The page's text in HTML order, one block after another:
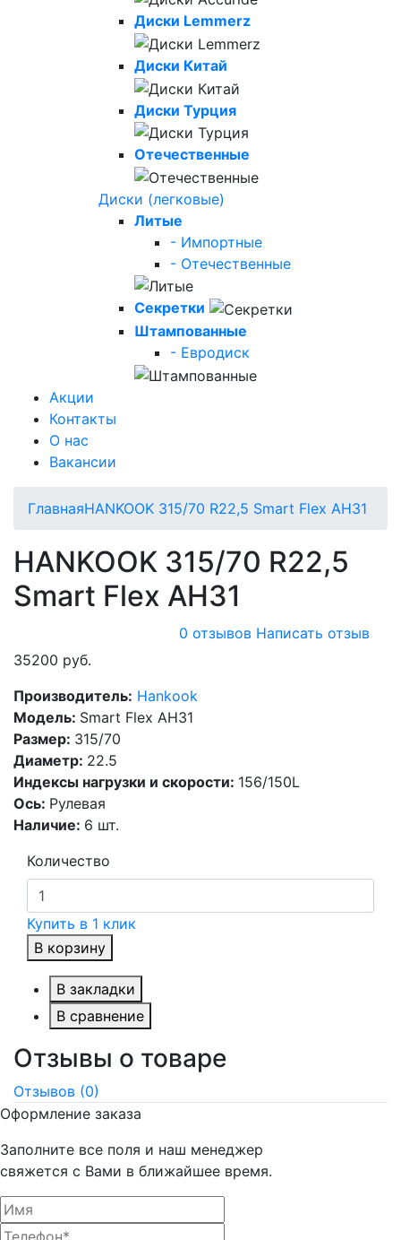
Диски Lemmerz
Диски Китай
Диски Турция
Отечественные
Диски (легковые)
Литые
- Импортные
- Отечественные
Секретки
Штампованные
- Евродиск
Акции
Контакты
О нас
Вакансии
ГлавнаяHANKOOK 315/70 R22,5 Smart Flex AH31
HANKOOK 315/70 R22,5
Smart Flex AH31
0 отзывов Написать отзыв
35200 руб.
Производитель: Hankook
Модель: Smart Flex AH31
Размер: 315/70
Диаметр: 22.5
Индексы нагрузки и скорости: 156/150L
Ось: Рулевая
Наличие: 6 шт.
Количество
Купить в 1 клик
В корзину
В закладки
В сравнение
Отзывы о товаре
Отзывов (0)
Оформление заказа
Заполните все поля и наш менеджер
свяжется с Вами в ближайшее время.